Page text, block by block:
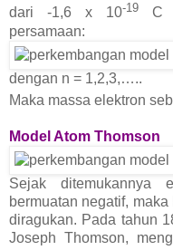
dari -1,6 x 10-19C
persamaan:
dengan n = 1,2,3,…..
Maka massa elektron
Model Atom Thomson
Sejak ditemukannya
bermuatan negatif,
diragukan. Pada tahun
Joseph Thomson,